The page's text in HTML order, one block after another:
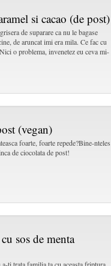
si cacao (de post)
de suparare ca nu le bagase
de aruncat imi era mila. Ce fac cu
o problema, invenetez eu ceva mi-
(vegan)
foarte, foarte repede?Bine-nteles
de ciocolata de post!
sos de menta